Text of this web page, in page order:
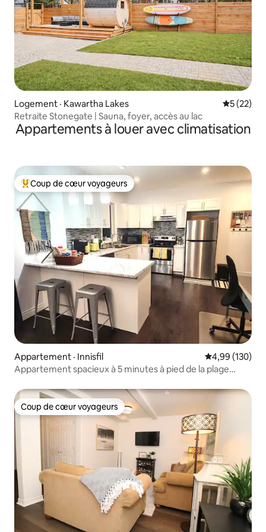
Logement · Kawartha Lakes Note
5 (22)
Retraite Stonegate | Sauna, foyer, accès au lac
Appartements à louer avec climatisation
Coup de cœur voyageurs parmi les plus aimés
Coup de cœur voyageurs
Appartement · Innisfil Note
4,99 (130)
Appartement spacieux à 5 minutes à pied de la plage
Coup de cœur voyageurs
Coup de cœur voyageurs